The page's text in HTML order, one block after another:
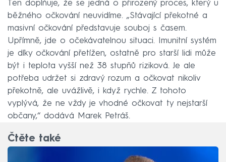
Ten doplňuje, že se jedná o přirozený proces, který u
běžného očkování neuvidíme. „Stávající překotné a
masivní očkování představuje souboj s časem.
Upřímně, jde o očekávatelnou situaci. Imunitní systém
je díky očkování přetížen, ostatně pro starší lidi může
být i teplota vyšší než 38 stupňů riziková. Je ale
potřeba udržet si zdravý rozum a očkovat nikoliv
překotně, ale uvážlivě, i když rychle. Z tohoto
vyplývá, že ne vždy je vhodné očkovat ty nejstarší
občany,“ dodává Marek Petráš.
Čtěte také